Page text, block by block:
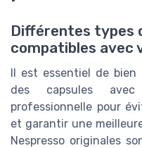
Différentes types
compatibles avec
Il est essentiel de bien
des capsules
professionnelle pour
et garantir une
Nespresso originales